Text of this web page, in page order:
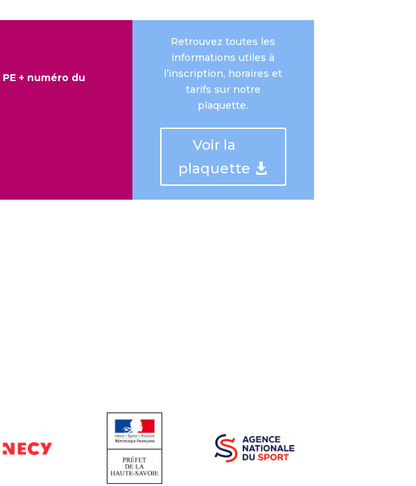
PE + numéro du
Retrouvez toutes les
informations utiles à
l’inscription, horaires et
tarifs sur notre
plaquette.
Voir la
plaquette